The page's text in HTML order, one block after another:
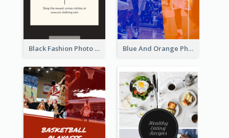
Black Fashion Photo Special Sale Instagram Story Blue And Orange Photo Basketball Match Instagram Story